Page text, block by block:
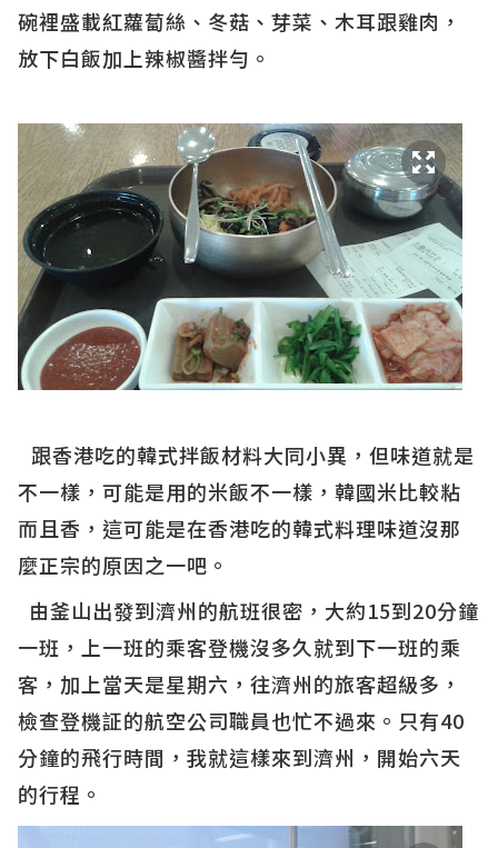
碗裡盛載紅蘿蔔絲、冬菇、芽菜、木耳跟雞肉，
放下白飯加上辣椒醬拌勻。
跟香港吃的韓式拌飯材料大同小異，但味道就是
不一樣，可能是用的米飯不一樣，韓國米比較粘
而且香，這可能是在香港吃的韓式料理味道沒那
麼正宗的原因之一吧。
由釜山出發到濟州的航班很密，大約15到20分鐘
一班，上一班的乘客登機沒多久就到下一班的乘
客，加上當天是星期六，往濟州的旅客超級多，
檢查登機証的航空公司職員也忙不過來。只有40
分鐘的飛行時間，我就這樣來到濟州，開始六天
的行程。